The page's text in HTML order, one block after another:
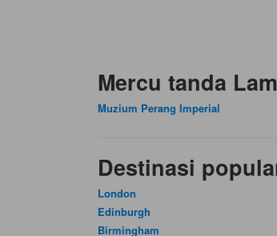
Mercu tanda
Muzium Perang Imperial
Destinasi
London
Edinburgh
Birmingham